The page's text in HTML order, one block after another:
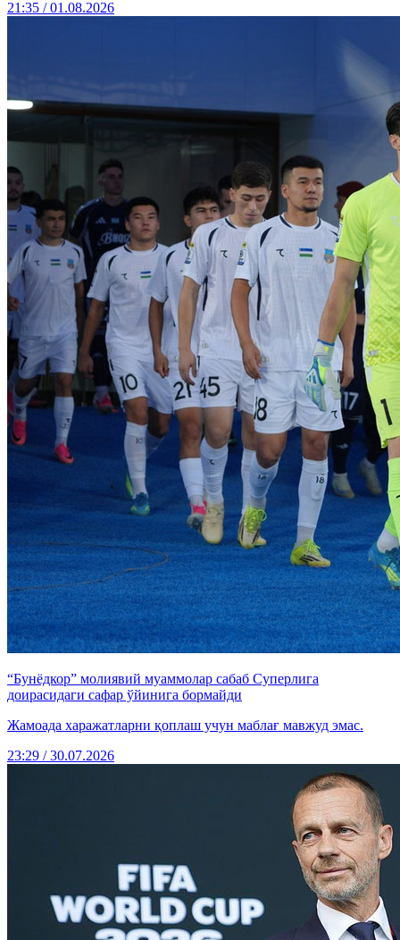
21:35 / 01.08.2026
“Бунёдкор” молиявий муаммолар сабаб Суперлига
доирасидаги сафар ўйинига бормайди
Жамоада харажатларни қоплаш учун маблағ мавжуд эмас.
23:29 / 30.07.2026